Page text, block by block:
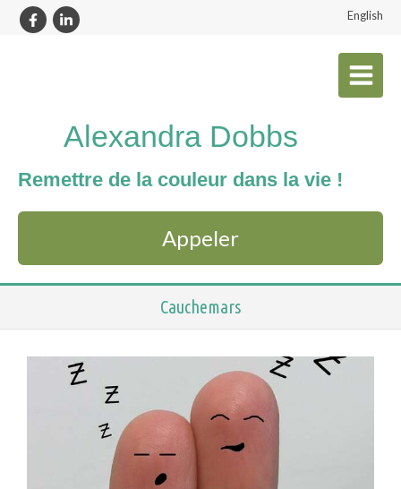
English
Alexandra Dobbs
Remettre de la couleur dans la vie !
Appeler
Cauchemars